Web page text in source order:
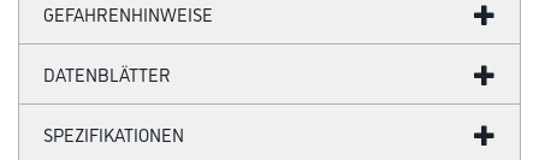
GEFAHRENHINWEISE
DATENBLÄTTER
SPEZIFIKATIONEN